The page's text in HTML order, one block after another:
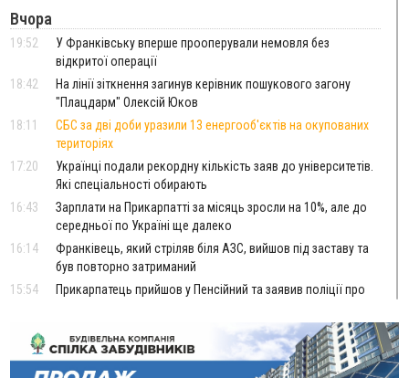
Вчора
19:52
У Франківську вперше прооперували немовля без
відкритої операції
18:42
На лінії зіткнення загинув керівник пошукового загону
"Плацдарм" Олексій Юков
18:11
СБС за дві доби уразили 13 енергооб'єктів на окупованих
територіях
17:20
Українці подали рекордну кількість заяв до університетів.
Які спеціальності обирають
16:43
Зарплати на Прикарпатті за місяць зросли на 10%, але до
середньої по Україні ще далеко
16:14
Франківець, який стріляв біля АЗС, вийшов під заставу та
був повторно затриманий
15:54
Прикарпатець прийшов у Пенсійний та заявив поліції про
14:59
У Болгарії затримали прикарпатця, який виготовляв
наркотики для міжнародного синдикату
14:47
Стефанішина отримала нову підозру. Їй обирають